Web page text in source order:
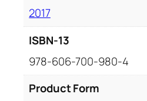
2017
ISBN-13
978-606-700-980-4
Product Form